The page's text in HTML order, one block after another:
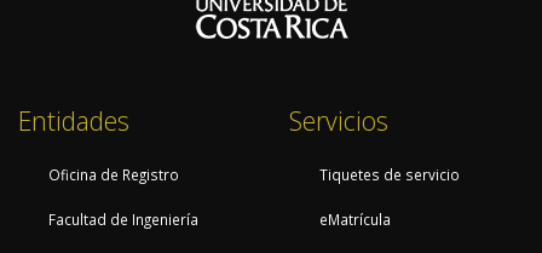
Entidades
Oficina de Registro
Facultad de Ingeniería
Servicios
Tiquetes de servicio
eMatrícula